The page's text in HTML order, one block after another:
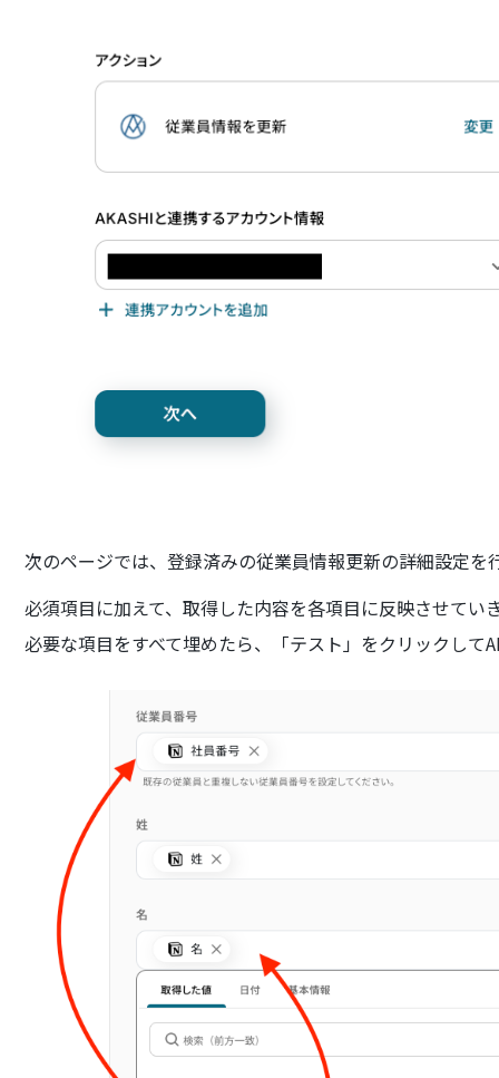
次のページでは、登録済みの従業員情報更新の詳細設定を
必須項目に加えて、取得した内容を各項目に反映させてい
必要な項目をすべて埋めたら、「テスト」をクリックして